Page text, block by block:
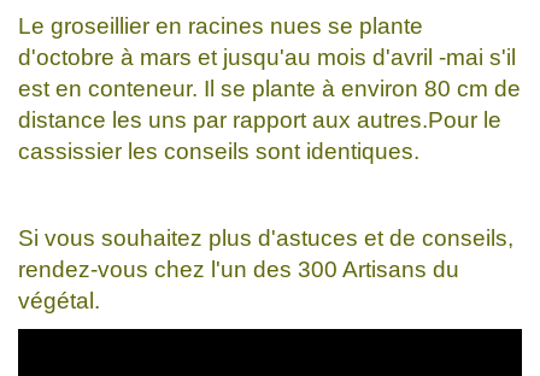
Le groseillier en racines nues se plante
d'octobre à mars et jusqu'au mois d'avril -mai s'il
est en conteneur. Il se plante à environ 80 cm de
distance les uns par rapport aux autres.Pour le
cassissier les conseils sont identiques.
Si vous souhaitez plus d'astuces et de conseils,
rendez-vous chez l'un des 300 Artisans du
végétal.